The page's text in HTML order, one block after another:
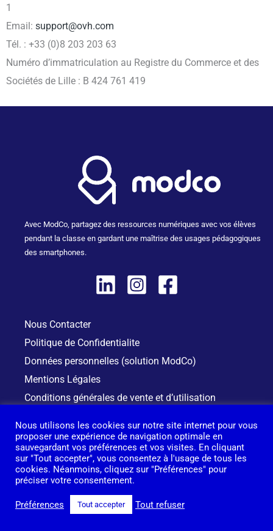
1
Email: support@ovh.com
Tél. : +33 (0)8 203 203 63
Numéro d’immatriculation au Registre du Commerce et des
Sociétés de Lille : B 424 761 419
Avec ModCo, partagez des ressources numériques avec vos élèves
pendant la classe en gardant une maîtrise des usages pédagogiques
des smartphones.
Nous Contacter
Politique de Confidentialite
Données personnelles (solution ModCo)
Mentions Légales
Conditions générales de vente et d’utilisation
Copyright© 2026 ModCo
Powered by ModCo
Nous utilisons les cookies sur notre site internet pour vous
proposer une expérience de navigation optimale en
sauvegardant vos préférences et vos visites. En cliquant
sur "Tout accepter", vous consentez à l'usage de tous les
cookies. Néanmoins, cliquez sur "Préférences" pour
préciser votre consentement.
Préférences Tout accepter Tout refuser